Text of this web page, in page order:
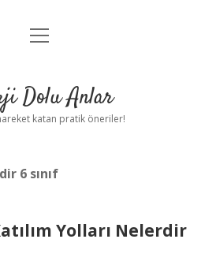
Anasayfa
Yasal Uyarı
menüyü
Dolu Anlar
katan pratik öneriler!
6 sınıf
Yolları Nelerdir